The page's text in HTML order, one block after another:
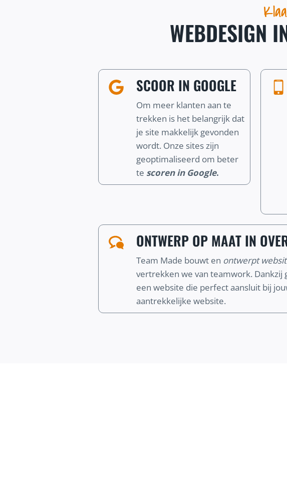
WEBDESIGN
SCOOR IN GOOGLE
Om meer klanten aan te
trekken is het belangrijk dat
je site makkelijk gevonden
wordt. Onze sites zijn
geoptimaliseerd om beter
te scoren in Google.
ONTWERP OP MAAT IN
Team Made bouwt en ontwerpt
vertrekken we van teamwork.
een website die perfect aansluit bij
aantrekkelijke website.